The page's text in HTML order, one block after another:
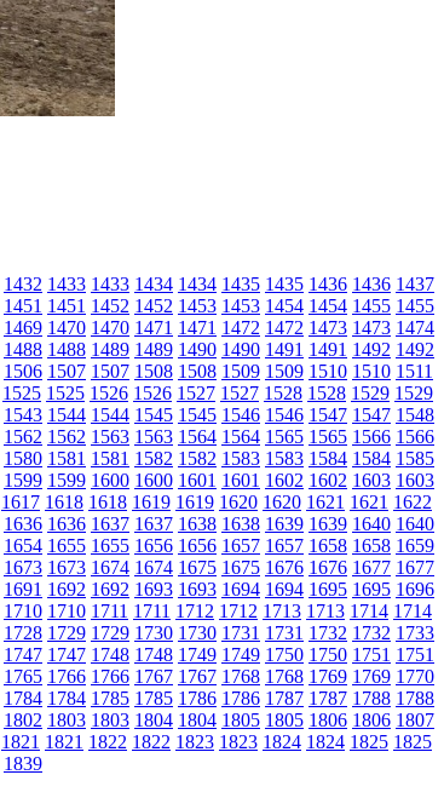
1432 1433 1433 1434 1434 1435 1435 1436 1436 1437
1451 1451 1452 1452 1453 1453 1454 1454 1455 1455
1469 1470 1470 1471 1471 1472 1472 1473 1473 1474
1488 1488 1489 1489 1490 1490 1491 1491 1492 1492
1506 1507 1507 1508 1508 1509 1509 1510 1510 1511
1525 1525 1526 1526 1527 1527 1528 1528 1529 1529
1543 1544 1544 1545 1545 1546 1546 1547 1547 1548
1562 1562 1563 1563 1564 1564 1565 1565 1566 1566
1580 1581 1581 1582 1582 1583 1583 1584 1584 1585
1599 1599 1600 1600 1601 1601 1602 1602 1603 1603
1617 1618 1618 1619 1619 1620 1620 1621 1621 1622
1636 1636 1637 1637 1638 1638 1639 1639 1640 1640
1654 1655 1655 1656 1656 1657 1657 1658 1658 1659
1673 1673 1674 1674 1675 1675 1676 1676 1677 1677
1691 1692 1692 1693 1693 1694 1694 1695 1695 1696
1710 1710 1711 1711 1712 1712 1713 1713 1714 1714
1728 1729 1729 1730 1730 1731 1731 1732 1732 1733
1747 1747 1748 1748 1749 1749 1750 1750 1751 1751
1765 1766 1766 1767 1767 1768 1768 1769 1769 1770
1784 1784 1785 1785 1786 1786 1787 1787 1788 1788
1802 1803 1803 1804 1804 1805 1805 1806 1806 1807
1821 1821 1822 1822 1823 1823 1824 1824 1825 1825
1839